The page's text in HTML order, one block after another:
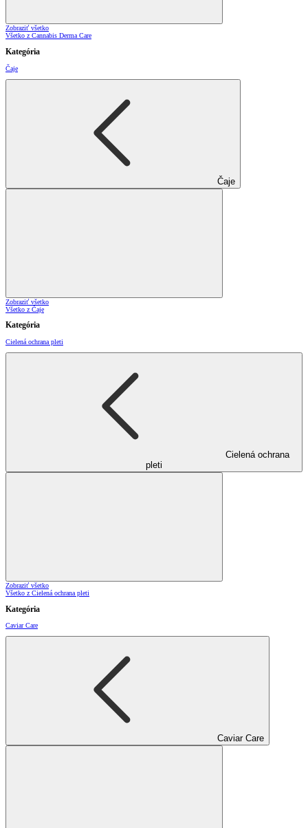
Zobraziť všetko
Všetko z Cannabis Derma Care
Kategória
Čaje
Čaje
Zobraziť všetko
Všetko z Čaje
Kategória
Cielená ochrana pleti
Cielená ochrana
pleti
Zobraziť všetko
Všetko z Cielená ochrana pleti
Kategória
Caviar Care
Caviar Care